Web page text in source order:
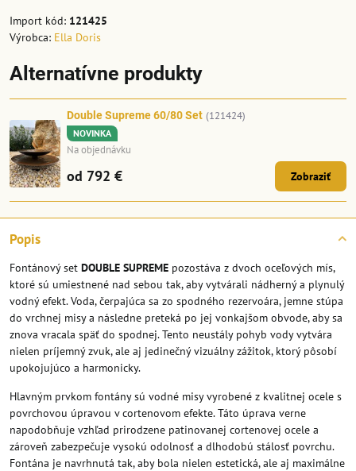
Import kód: 121425
Výrobca: Ella Doris
Popis
Fontánový set DOUBLE SUPREME pozostáva z dvoch oceľových mís,
ktoré sú umiestnené nad sebou tak, aby vytvárali nádherný a plynulý
vodný efekt. Voda, čerpajúca sa zo spodného rezervoára, jemne stúpa
do vrchnej misy a následne preteká po jej vonkajšom obvode, aby sa
znova vracala späť do spodnej. Tento neustály pohyb vody vytvára
nielen príjemný zvuk, ale aj jedinečný vizuálny zážitok, ktorý pôsobí
upokojujúco a harmonicky.
Hlavným prvkom fontány sú vodné misy vyrobené z kvalitnej ocele s
povrchovou úpravou v cortenovom efekte. Táto úprava verne
napodobňuje vzhľad prirodzene patinovanej cortenovej ocele a
zároveň zabezpečuje vysokú odolnosť a dlhodobú stálosť povrchu.
Fontána je navrhnutá tak, aby bola nielen estetická, ale aj maximálne
Alternatívne produkty
Double Supreme 60/80 Set (121424)
NOVINKA
Na objednávku
od 792 € Zobraziť